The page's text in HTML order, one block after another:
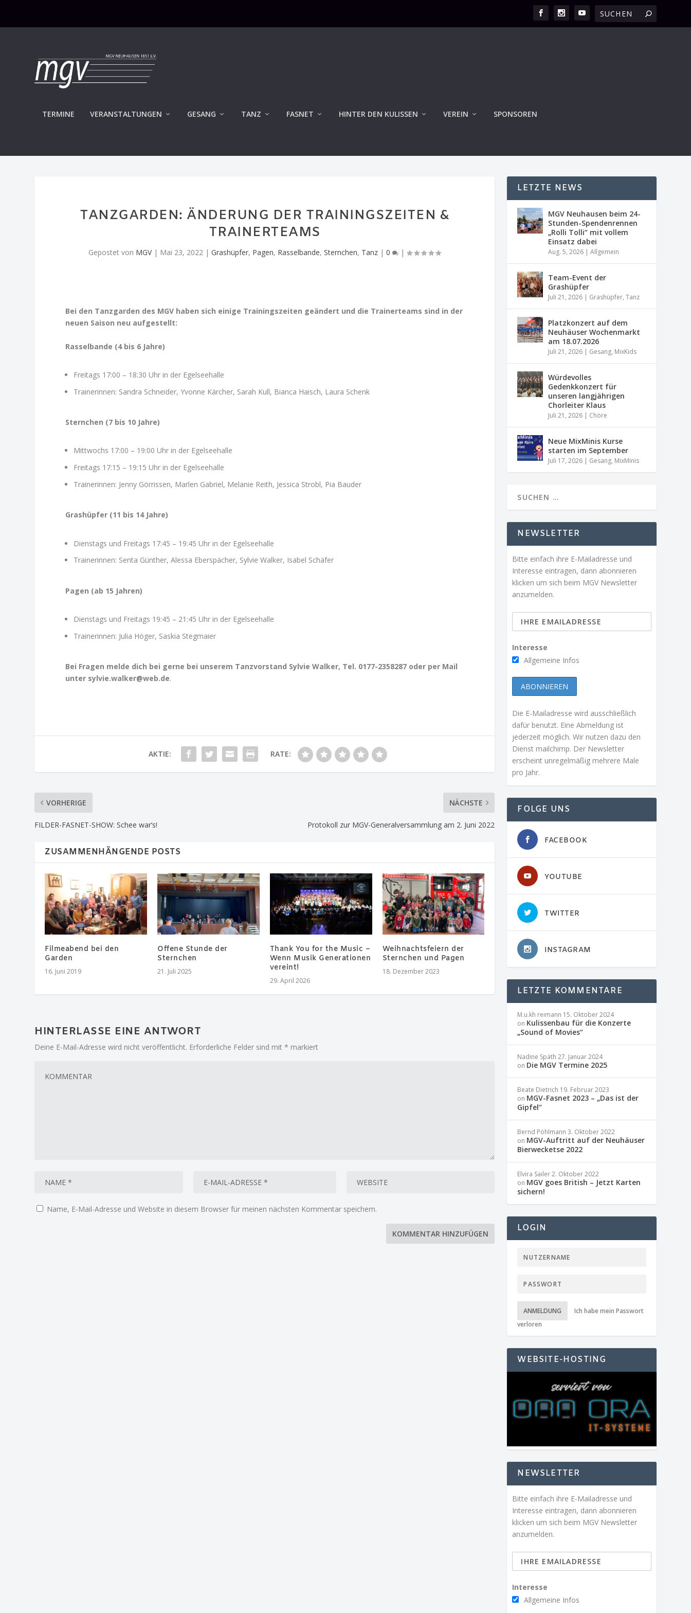
TERMINE VERANSTALTUNGEN GESANG TANZ FASNET HINTER DEN KULISSEN VEREIN SPONSOREN
TANZGARDEN: ÄNDERUNG DER TRAININGSZEITEN &
TRAINERTEAMS
Gepostet von MGV| Mai 23, 2022 |Grashüpfer, Pagen, Rasselbande,Sternchen, Tanz |0 |
Bei den Tanzgarden des MGV haben sich einige Trainingszeiten geändert und die Trainerteams sind in der
neuen Saison neu aufgestellt:
Rasselbande (4 bis 6 Jahre)
Freitags 17:00 – 18:30 Uhr in der Egelseehalle
Trainerinnen: Sandra Schneider, Yvonne Kärcher, Sarah Kull, Bianca Haisch, Laura Schenk
Sternchen (7 bis 10 Jahre)
Mittwochs 17:00 – 19:00 Uhr in der Egelseehalle
Freitags 17:15 – 19:15 Uhr in der Egelseehalle
Trainerinnen: Jenny Görrissen, Marlen Gabriel, Melanie Reith, Jessica Strobl, Pia Bauder
Grashüpfer (11 bis 14 Jahre)
Dienstags und Freitags 17:45 – 19:45 Uhr in der Egelseehalle
Trainerinnen: Senta Günther, Alessa Eberspächer, Sylvie Walker, Isabel Schäfer
Pagen (ab 15 Jahren)
Dienstags und Freitags 19:45 – 21:45 Uhr in der Egelseehalle
Trainerinnen: Julia Höger, Saskia Stegmaier
Bei Fragen melde dich bei gerne bei unserem Tanzvorstand Sylvie Walker, Tel. 0177-2358287 oder per Mail
unter sylvie.walker@web.de.
AKTIE: RATE:
VORHERIGE
FILDER-FASNET-SHOW: Schee war’s!
NÄCHSTE
Protokoll zur MGV-Generalversammlung am 2. Juni 2022
ZUSAMMENHÄNGENDE POSTS
Filmeabend bei den
Garden
16. Juni 2019
Offene Stunde der
Sternchen
21. Juli 2025
Thank You for the Music –
Wenn Musik Generationen
vereint!
29. April 2026
Weihnachtsfeiern der
Sternchen und Pagen
18. Dezember 2023
HINTERLASSE EINE ANTWORT
Deine E-Mail-Adresse wird nicht veröffentlicht. Erforderliche Felder sind mit* markiert
Name, E-Mail-Adresse und Website in diesem Browser für meinen nächsten Kommentar speichern.
LETZTE NEWS
MGV Neuhausen beim 24-
Stunden-Spendenrennen
„Rolli Tolli“ mit vollem
Einsatz dabei
Aug. 5, 2026 |Allgemein
Team-Event der
Grashüpfer
Juli 21, 2026 Grashüpfer,Tanz
Platzkonzert auf dem
Neuhäuser Wochenmarkt
am 18.07.2026
Juli 21, 2026 Gesang, MixKids
Würdevolles
Gedenkkonzert für
unseren langjährigen
Chorleiter Klaus
Juli 21, 2026 Chöre
Neue MixMinis Kurse
starten im September
Juli 17, 2026 Gesang, MixMinis
NEWSLETTER
Bitte einfach ihre E-Mailadresse und
Interesse eintragen, dann abonnieren
klicken um sich beim MGV Newsletter
anzumelden.
Interesse
Allgemeine Infos
Die E-Mailadresse wird ausschließlich
dafür benutzt. Eine Abmeldung ist
jederzeit möglich. Wir nutzen dazu den
Dienst mailchimp. Der Newsletter
erscheint unregelmäßig mehrere Male
pro Jahr.
FOLGE UNS
FACEBOOK
YOUTUBE
TWITTER
INSTAGRAM
LETZTE KOMMENTARE
M.u.kh reimann 15. Oktober 2024
on Kulissenbau für die Konzerte
„Sound of Movies“
Nadine Späth 27. Januar 2024
on Die MGV Termine 2025
Beate Dietrich 19. Februar 2023
on MGV-Fasnet 2023 – „Das ist der
Gipfel“
Bernd Pöhlmann 3. Oktober 2022
on MGV-Auftritt auf der Neuhäuser
Bierwecketse 2022
Elvira Sailer2. Oktober 2022
on MGV goes British – Jetzt Karten
sichern!
LOGIN
ANMELDUNG
Ich habe mein Passwort
verloren
WEBSITE-HOSTING
NEWSLETTER
Bitte einfach ihre E-Mailadresse und
Interesse eintragen, dann abonnieren
klicken um sich beim MGV Newsletter
anzumelden.
Interesse
Allgemeine Infos